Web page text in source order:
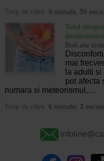
Timp de citire: 4 minute, 55
Totul
Boli ale
mai
la adulti
pot afecta
numara si meteorismul,…
Timp de citire: 6 minute, 3